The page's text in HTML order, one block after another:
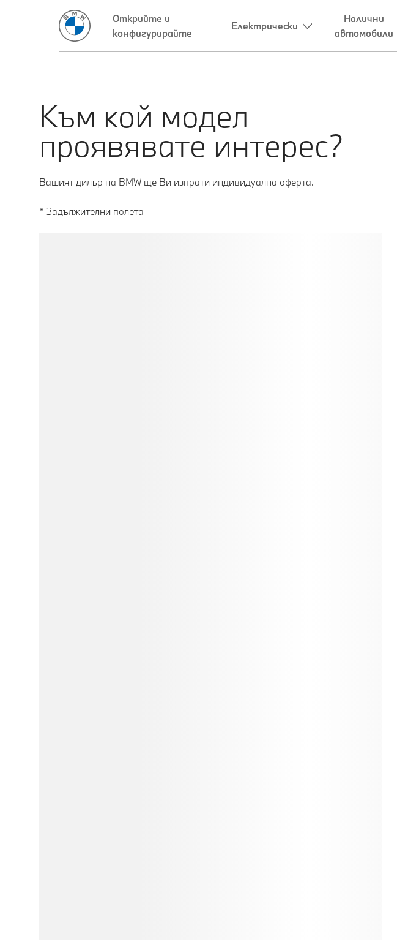
Към кой модел
проявявате интерес?
Вашият дилър на BMW ще Ви изпрати индивидуална оферта.
* Задължителни полета